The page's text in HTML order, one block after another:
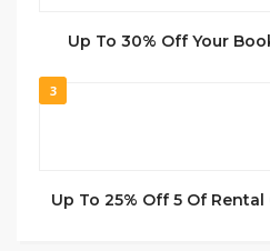
Up To 30% Off Your
3
Up To 25% Off 5 Of